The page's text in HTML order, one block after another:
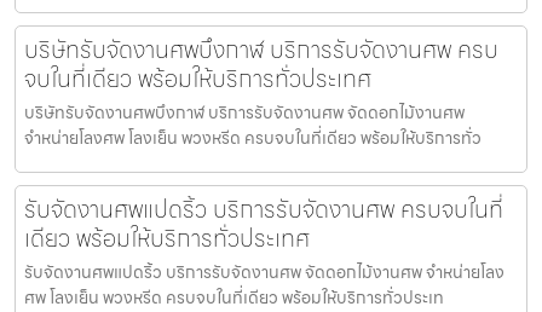
บริษัทรับจัดงานศพบึงกาฬ บริการรับจัดงานศพ ครบ
จบในที่เดียว พร้อมให้บริการทั่วประเทศ
บริษัทรับจัดงานศพบึงกาฬ บริการรับจัดงานศพ จัดดอกไม้งานศพ
จำหน่ายโลงศพ โลงเย็น พวงหรีด ครบจบในที่เดียว พร้อมให้บริการทั่ว
รับจัดงานศพแปดริ้ว บริการรับจัดงานศพ ครบจบในที่
เดียว พร้อมให้บริการทั่วประเทศ
รับจัดงานศพแปดริ้ว บริการรับจัดงานศพ จัดดอกไม้งานศพ จำหน่ายโลง
ศพ โลงเย็น พวงหรีด ครบจบในที่เดียว พร้อมให้บริการทั่วประเท